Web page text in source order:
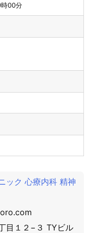
00分
ック 心療内科 精神
目１２−３ TYビル